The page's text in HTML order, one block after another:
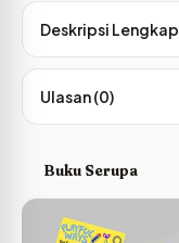
Deskripsi Lengkap
Ulasan (0)
Buku Serupa